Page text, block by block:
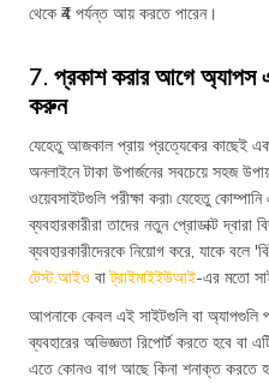
থেকে ₹4 পর্যন্ত আয় করতে পারেন।
7. প্রকাশ করার আগে অ্যাপস
করুন
যেহেতু আজকাল প্রায় প্রত্যেকের কাছেই
অনলাইনে টাকা উপার্জনের সবচেয়ে সহজ
ওয়েবসাইটগুলি পরীক্ষা করা৷ যেহেতু
ব্যবহারকারীরা তাদের নতুন প্রোডাক্ট
ব্যবহারকারীদেরকে নিয়োগ করে, যাকে বলে
টেস্ট.আইও বাট্রাইমাইইউআই-এর মতো
আপনাকে কেবল এই সাইটগুলি বা অ্যাপগুলি
ব্যবহারের অভিজ্ঞতা রিপোর্ট করতে হবে বা
এতে কোনও বাগ আছে কিনা শনাক্ত করতে